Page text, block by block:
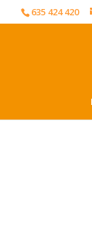
635 424 420